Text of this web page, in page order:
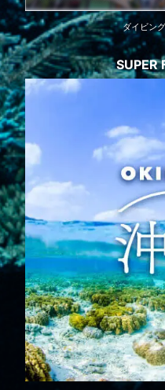
ダイビン
SUPER